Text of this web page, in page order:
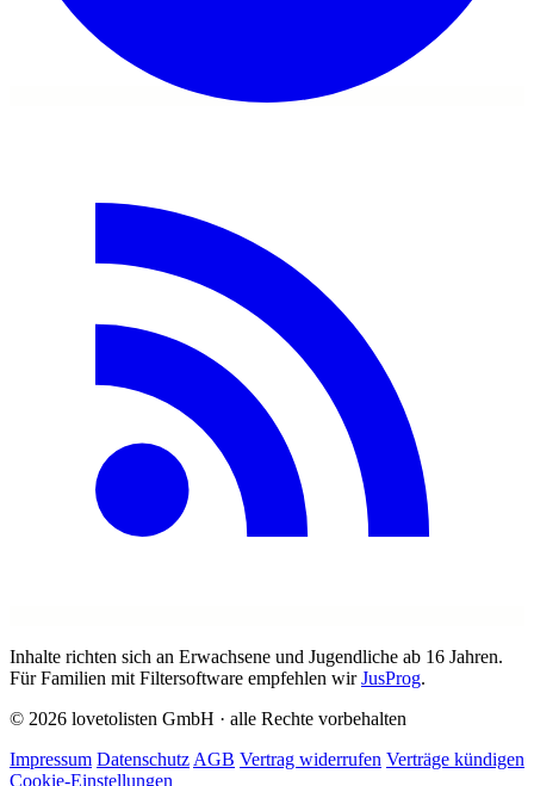
Inhalte richten sich an Erwachsene und Jugendliche ab 16 Jahren.
Für Familien mit Filtersoftware empfehlen wirJusProg.
© 2026 lovetolisten GmbH · alle Rechte vorbehalten
Impressum Datenschutz AGB Vertrag widerrufen Verträge kündigen
Cookie-Einstellungen